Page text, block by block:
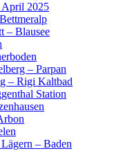
April 2025
– Blausee
– Parpan
– Rigi Kaltbad
Station
– Baden